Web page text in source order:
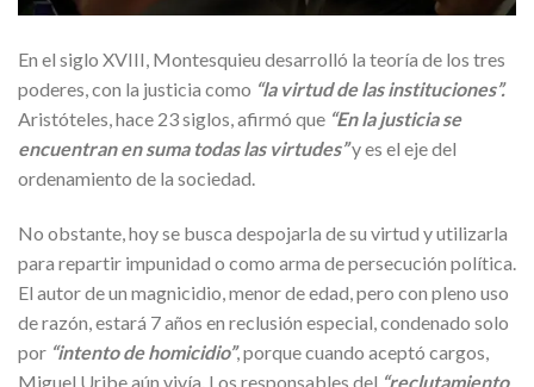
En el siglo XVIII, Montesquieu desarrolló la teoría de los tres
poderes, con la justicia como “la virtud de las instituciones”.
Aristóteles, hace 23 siglos, afirmó que “En la justicia se
encuentran en suma todas las virtudes”y es el eje del
ordenamiento de la sociedad.
No obstante, hoy se busca despojarla de su virtud y utilizarla
para repartir impunidad o como arma de persecución política.
El autor de un magnicidio, menor de edad, pero con pleno uso
de razón, estará 7 años en reclusión especial, condenado solo
por “intento de homicidio”, porque cuando aceptó cargos,
Miguel Uribe aún vivía. Los responsables del “reclutamiento